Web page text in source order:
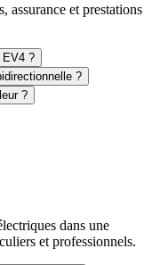
assurance et prestations
EV4 ?
?
?
dans une
et professionnels.